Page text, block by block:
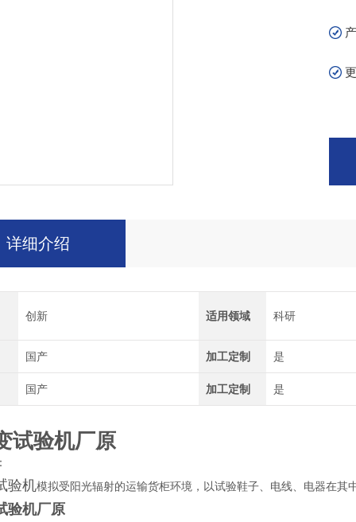
详细介绍
创新 适用领域 科研
国产 加工定制 是
国产 加工定制 是
试验机厂原
验机模拟受阳光辐射的运输货柜环境，以试验鞋子、电线、电器在其
验机厂原